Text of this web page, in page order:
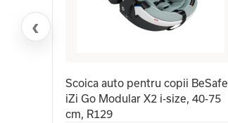
‹
Scoica auto pentru copii BeSafe
iZi Go Modular X2 i-size, 40-75
cm, R129